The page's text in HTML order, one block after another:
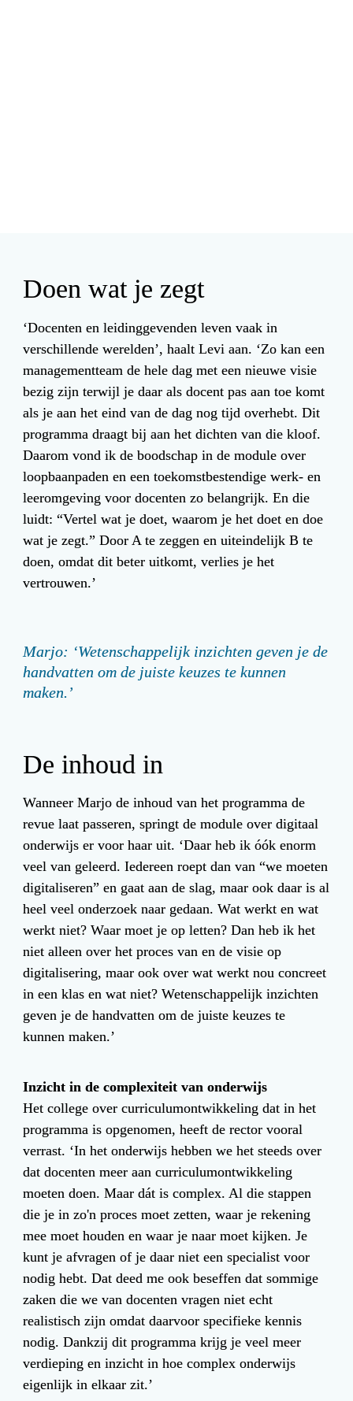
Doen wat je zegt
‘Docenten en leidinggevenden leven vaak in
verschillende werelden’, haalt Levi aan. ‘Zo kan een
managementteam de hele dag met een nieuwe visie
bezig zijn terwijl je daar als docent pas aan toe komt
als je aan het eind van de dag nog tijd overhebt. Dit
programma draagt bij aan het dichten van die kloof.
Daarom vond ik de boodschap in de module over
loopbaanpaden en een toekomstbestendige werk- en
leeromgeving voor docenten zo belangrijk. En die
luidt: “Vertel wat je doet, waarom je het doet en doe
wat je zegt.” Door A te zeggen en uiteindelijk B te
doen, omdat dit beter uitkomt, verlies je het
vertrouwen.’
Marjo: ‘Wetenschappelijk inzichten geven je de
handvatten om de juiste keuzes te kunnen
maken.’
De inhoud in
Wanneer Marjo de inhoud van het programma de
revue laat passeren, springt de module over digitaal
onderwijs er voor haar uit. ‘Daar heb ik óók enorm
veel van geleerd. Iedereen roept dan van “we moeten
digitaliseren” en gaat aan de slag, maar ook daar is al
heel veel onderzoek naar gedaan. Wat werkt en wat
werkt niet? Waar moet je op letten? Dan heb ik het
niet alleen over het proces van en de visie op
digitalisering, maar ook over wat werkt nou concreet
in een klas en wat niet? Wetenschappelijk inzichten
geven je de handvatten om de juiste keuzes te
kunnen maken.’
Inzicht in de complexiteit van onderwijs
Het college over curriculumontwikkeling dat in het
programma is opgenomen, heeft de rector vooral
verrast. ‘In het onderwijs hebben we het steeds over
dat docenten meer aan curriculumontwikkeling
moeten doen. Maar dát is complex. Al die stappen
die je in zo'n proces moet zetten, waar je rekening
mee moet houden en waar je naar moet kijken. Je
kunt je afvragen of je daar niet een specialist voor
nodig hebt. Dat deed me ook beseffen dat sommige
zaken die we van docenten vragen niet echt
realistisch zijn omdat daarvoor specifieke kennis
nodig. Dankzij dit programma krijg je veel meer
verdieping en inzicht in hoe complex onderwijs
eigenlijk in elkaar zit.’